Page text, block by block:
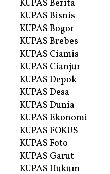
KUPAS Berita
KUPAS Bisnis
KUPAS Bogor
KUPAS Brebes
KUPAS Ciamis
KUPAS Cianjur
KUPAS Depok
KUPAS Desa
KUPAS Dunia
KUPAS Ekonomi
KUPAS FOKUS
KUPAS Foto
KUPAS Garut
KUPAS Hukum